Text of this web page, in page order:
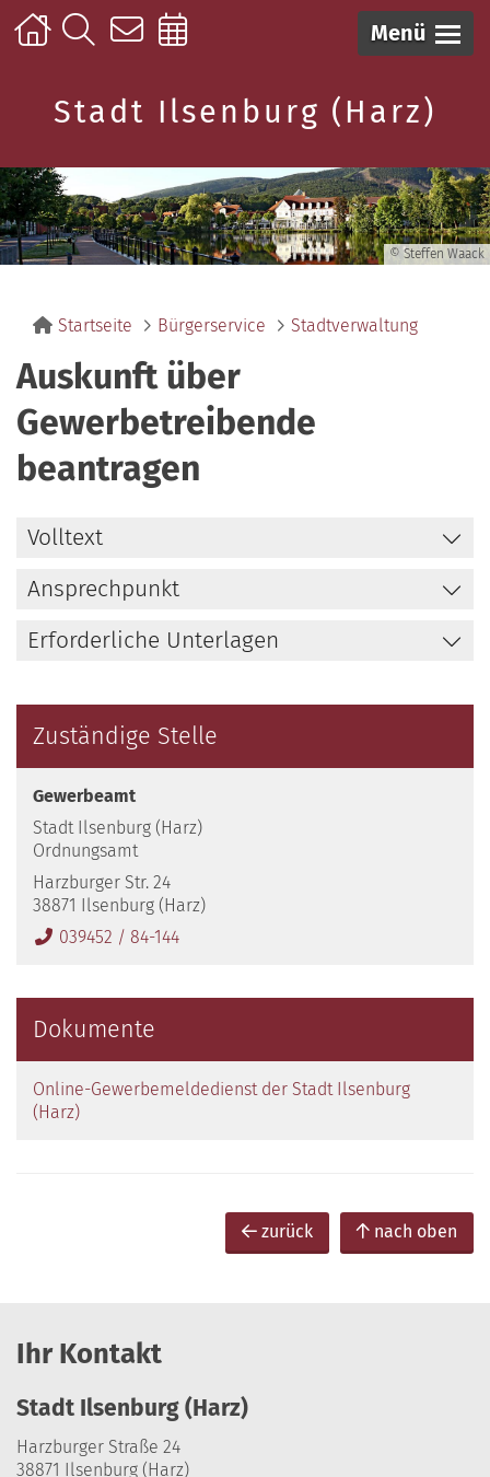
Menü
Stadt Ilsenburg (Harz)
© Steffen Waack
Startseite Bürgerservice Stadtverwaltung
Auskunft über
Gewerbetreibende
beantragen
Volltext
Ansprechpunkt
Erforderliche Unterlagen
Zuständige Stelle
Gewerbeamt
Stadt Ilsenburg (Harz)
Ordnungsamt
Harzburger Str. 24
38871 Ilsenburg (Harz)
039452 / 84-144
Dokumente
Online-Gewerbemeldedienst der Stadt Ilsenburg
(Harz)
zurück nach oben
Ihr Kontakt
Stadt Ilsenburg (Harz)
Harzburger Straße 24
38871 Ilsenburg (Harz)